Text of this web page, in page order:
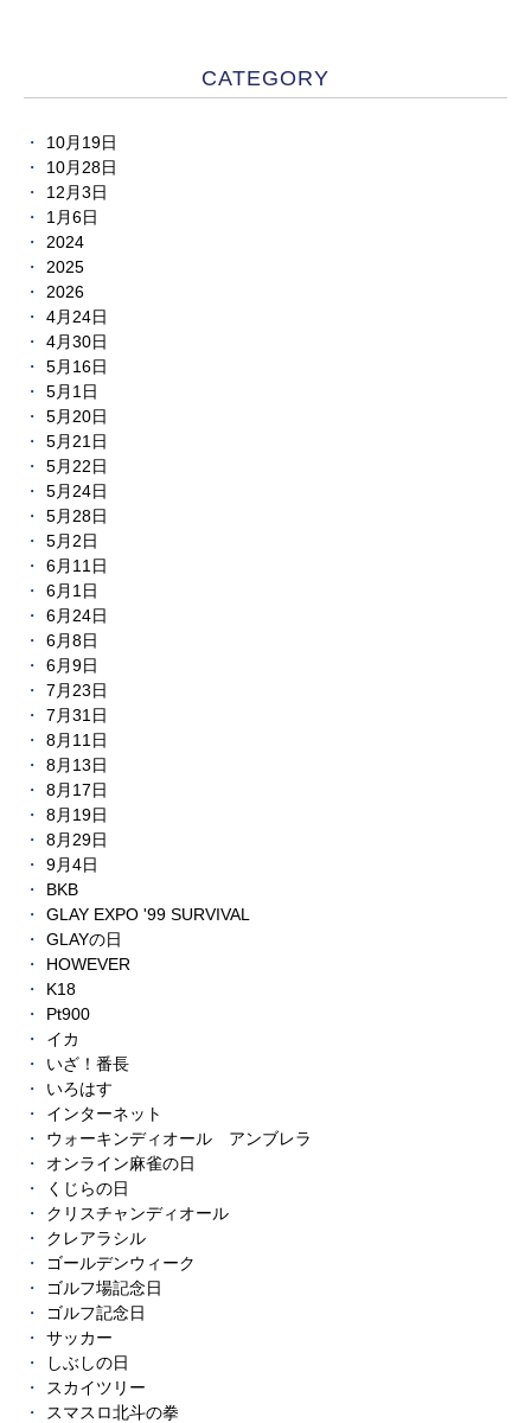
CATEGORY
10月19日
10月28日
12月3日
1月6日
2024
2025
2026
4月24日
4月30日
5月16日
5月1日
5月20日
5月21日
5月22日
5月24日
5月28日
5月2日
6月11日
6月1日
6月24日
6月8日
6月9日
7月23日
7月31日
8月11日
8月13日
8月17日
8月19日
8月29日
9月4日
BKB
GLAY EXPO '99 SURVIVAL
GLAYの日
HOWEVER
K18
Pt900
イカ
いざ！番長
いろはす
インターネット
ウォーキンディオール アンブレラ
オンライン麻雀の日
くじらの日
クリスチャンディオール
クレアラシル
ゴールデンウィーク
ゴルフ場記念日
ゴルフ記念日
サッカー
しぶしの日
スカイツリー
スマスロ北斗の拳